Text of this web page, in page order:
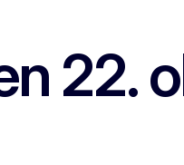
22.